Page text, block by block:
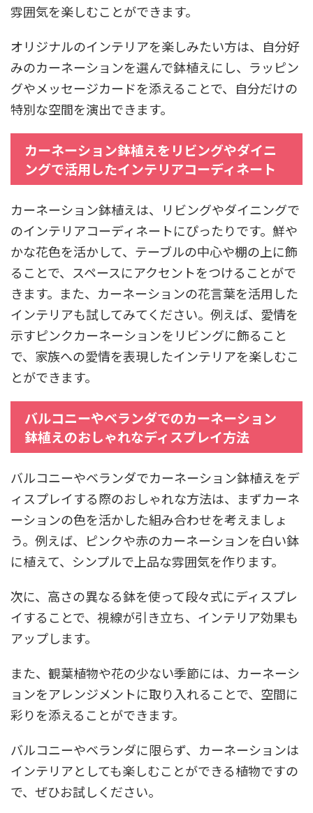
雰囲気を楽しむことができます。
オリジナルのインテリアを楽しみたい方は、自分好
みのカーネーションを選んで鉢植えにし、ラッピン
グやメッセージカードを添えることで、自分だけの
特別な空間を演出できます。
カーネーション鉢植えをリビングやダイニ
ングで活用したインテリアコーディネート
カーネーション鉢植えは、リビングやダイニングで
のインテリアコーディネートにぴったりです。鮮や
かな花色を活かして、テーブルの中心や棚の上に飾
ることで、スペースにアクセントをつけることがで
きます。また、カーネーションの花言葉を活用した
インテリアも試してみてください。例えば、愛情を
示すピンクカーネーションをリビングに飾ること
で、家族への愛情を表現したインテリアを楽しむこ
とができます。
バルコニーやベランダでのカーネーション
鉢植えのおしゃれなディスプレイ方法
バルコニーやベランダでカーネーション鉢植えをデ
ィスプレイする際のおしゃれな方法は、まずカーネ
ーションの色を活かした組み合わせを考えましょ
う。例えば、ピンクや赤のカーネーションを白い鉢
に植えて、シンプルで上品な雰囲気を作ります。
次に、高さの異なる鉢を使って段々式にディスプレ
イすることで、視線が引き立ち、インテリア効果も
アップします。
また、観葉植物や花の少ない季節には、カーネーシ
ョンをアレンジメントに取り入れることで、空間に
彩りを添えることができます。
バルコニーやベランダに限らず、カーネーションは
インテリアとしても楽しむことができる植物ですの
で、ぜひお試しください。